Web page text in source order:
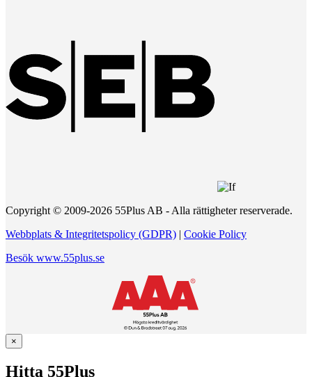
Copyright © 2009-2026 55Plus AB - Alla rättigheter reserverade.
Webbplats & Integritetspolicy (GDPR) | Cookie Policy
Besök www.55plus.se
×
Hitta 55Plus